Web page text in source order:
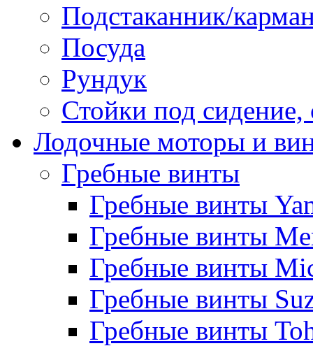
Подстаканник/
Посуда
Рундук
Стойки под
Лодочные моторы и
Гребные винты
Гребные винты
Гребные винты
Гребные винты
Гребные винты
Гребные винты